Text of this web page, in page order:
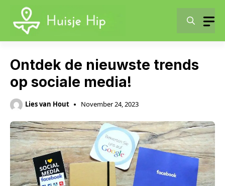
content
Ontdek de nieuwste trends
op sociale media!
Lies van Hout November 24, 2023